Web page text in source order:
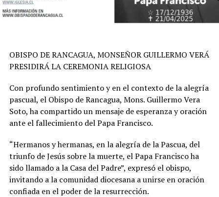
OBISPO DE RANCAGUA, MONSEÑOR GUILLERMO VERÁ
PRESIDIRÁ LA CEREMONIA RELIGIOSA
Con profundo sentimiento y en el contexto de la alegría
pascual, el Obispo de Rancagua, Mons. Guillermo Vera
Soto, ha compartido un mensaje de esperanza y oración
ante el fallecimiento del Papa Francisco.
“Hermanos y hermanas, en la alegría de la Pascua, del
triunfo de Jesús sobre la muerte, el Papa Francisco ha
sido llamado a la Casa del Padre”, expresó el obispo,
invitando a la comunidad diocesana a unirse en oración
confiada en el poder de la resurrección.